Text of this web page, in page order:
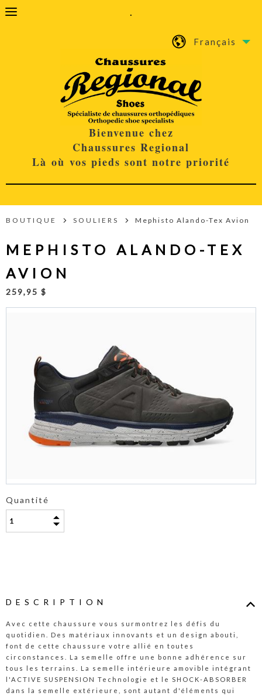
.
Français
Bienvenue chez
Chaussures Regional
Là où vos pieds sont notre priorité
BOUTIQUE SOULIERS Mephisto Alando-Tex Avion
MEPHISTO ALANDO-TEX
AVION
259,95 $
Quantité
DESCRIPTION
Avec cette chaussure vous surmontrez les défis du
quotidien. Des matériaux innovants et un design abouti,
font de cette chaussure votre allié en toutes
circonstances. La semelle offre une bonne adhérence sur
tous les terrains. La semelle intérieure amovible intégrant
l'ACTIVE SUSPENSION Technologie et le SHOCK-ABSORBER
dans la semelle extérieure, sont autant d'éléments qui